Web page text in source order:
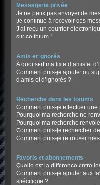
Messagerie privée
Je ne peux pas envoyer de
Je continue à recevoir des
J’ai reçu un courrier
sur ce forum !
Amis et ignorés
À quoi sert ma liste d’amis et
Comment puis-je ajouter ou
d’amis et d’ignorés ?
Recherche dans les forums
Comment puis-je effectuer
Pourquoi ma recherche ne
Pourquoi ma recherche
Comment puis-je rechercher
Comment puis-je retrouver
Favoris et abonnements
Quelle est la différence entre
Comment puis-je ajouter aux
spécifique ?